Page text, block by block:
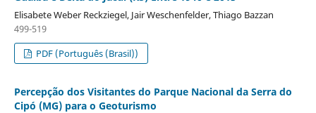
Elisabete Weber Reckziegel, Jair Weschenfelder, Thiago Bazzan
499-519
PDF (Português (Brasil))
Percepção dos Visitantes do Parque Nacional da Serra do
Cipó (MG) para o Geoturismo